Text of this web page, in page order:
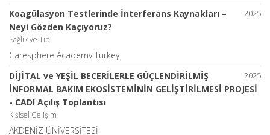
2025
Koagülasyon Testlerinde İnterferans Kaynakları –
Neyi Gözden Kaçıyoruz?
Sağlık ve Tıp
Caresphere Academy Turkey
2025
DİJİTAL ve YEŞİL BECERİLERLE GÜÇLENDİRİLMİŞ
İNFORMAL BAKIM EKOSİSTEMİNİN GELİŞTİRİLMESİ PROJESİ
- CADI Açılış Toplantısı
Kişisel Gelişim
AKDENİZ ÜNİVERSİTESİ